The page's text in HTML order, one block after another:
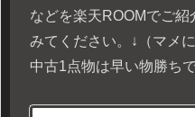
などを楽天ROOMでご
みてください。↓（マメ
中古1点物は早い物勝ちで